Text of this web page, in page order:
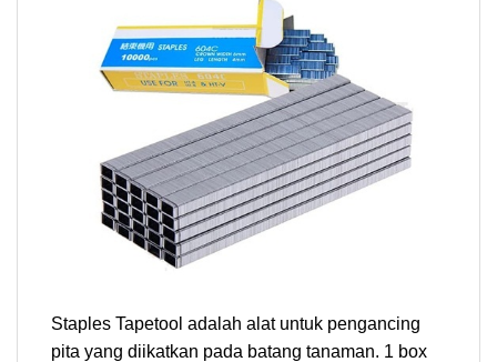
Staples Tapetool adalah alat untuk pengancing
pita yang diikatkan pada batang tanaman. 1 box